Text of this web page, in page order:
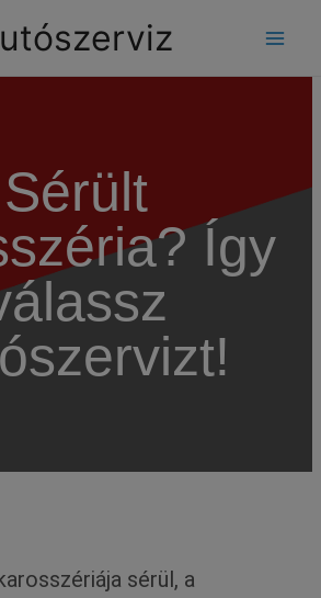
Sérült
Így
sérül, a